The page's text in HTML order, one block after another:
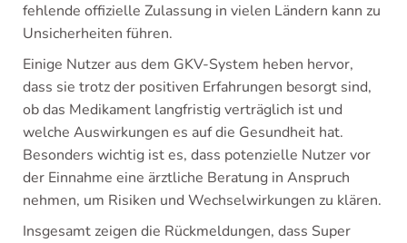
fehlende offizielle Zulassung in vielen Ländern kann zu
Unsicherheiten führen.
Einige Nutzer aus dem GKV-System heben hervor,
dass sie trotz der positiven Erfahrungen besorgt sind,
ob das Medikament langfristig verträglich ist und
welche Auswirkungen es auf die Gesundheit hat.
Besonders wichtig ist es, dass potenzielle Nutzer vor
der Einnahme eine ärztliche Beratung in Anspruch
nehmen, um Risiken und Wechselwirkungen zu klären.
Insgesamt zeigen die Rückmeldungen, dass Super